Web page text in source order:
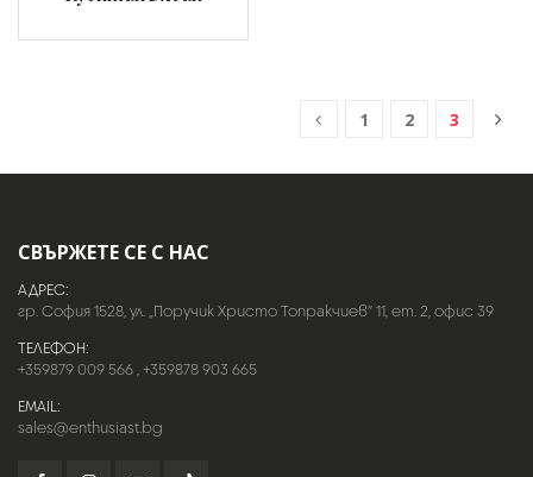
1 2 3
СВЪРЖЕТЕ СЕ С НАС
АДРЕС:
гр. София 1528, ул. „Поручик Христо Топракчиев“ 11, ет. 2, офис 39
ТЕЛЕФОН:
+359879 009 566,+359878 903 665
EMAIL:
sales@enthusiast.bg